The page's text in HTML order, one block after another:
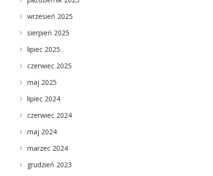
wrzesień 2025
sierpień 2025
lipiec 2025
czerwiec 2025
maj 2025
lipiec 2024
czerwiec 2024
maj 2024
marzec 2024
grudzień 2023